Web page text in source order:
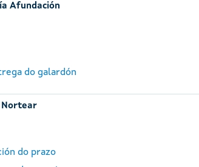
Afundación
do galardón
Nortear
do prazo